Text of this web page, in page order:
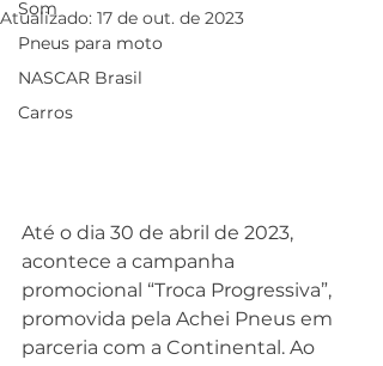
Som
Pneus para moto
NASCAR Brasil
Carros
Atualizado: 17 de out. de 2023
Até o dia 30 de abril de 2023,
acontece a campanha
promocional “Troca Progressiva”,
promovida pela Achei Pneus em
parceria com a Continental. Ao